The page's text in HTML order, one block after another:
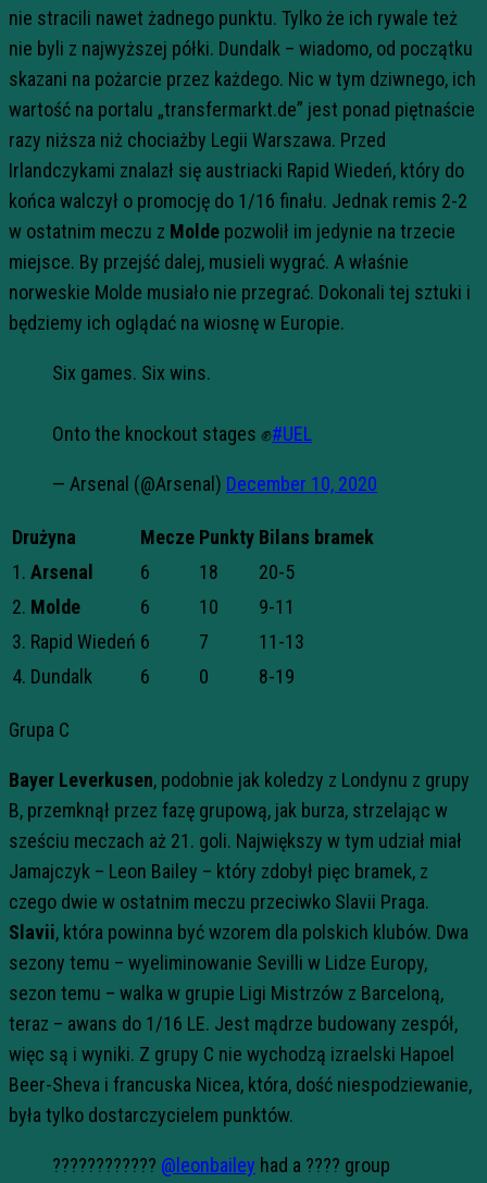
nie stracili nawet żadnego punktu. Tylko że ich rywale też
nie byli z najwyższej półki. Dundalk – wiadomo, od początku
skazani na pożarcie przez każdego. Nic w tym dziwnego, ich
wartość na portalu „transfermarkt.de” jest ponad piętnaście
razy niższa niż chociażby Legii Warszawa. Przed
Irlandczykami znalazł się austriacki Rapid Wiedeń, który do
końca walczył o promocję do 1/16 finału. Jednak remis 2-2
w ostatnim meczu z Molde pozwolił im jedynie na trzecie
miejsce. By przejść dalej, musieli wygrać. A właśnie
norweskie Molde musiało nie przegrać. Dokonali tej sztuki i
będziemy ich oglądać na wiosnę w Europie.
Six games. Six wins.
Onto the knockout stages ✊#UEL
— Arsenal (@Arsenal) December 10, 2020
Drużyna Mecze Punkty Bilans bramek
1. Arsenal 6 18
20-5
2. Molde 6 10
9-11
3. Rapid Wiedeń 6 7
11-13
4. Dundalk
6 0 8-19
Grupa C
Bayer Leverkusen, podobnie jak koledzy z Londynu z grupy
B, przemknął przez fazę grupową, jak burza, strzelając w
sześciu meczach aż 21. goli. Największy w tym udział miał
Jamajczyk – Leon Bailey – który zdobył pięc bramek, z
czego dwie w ostatnim meczu przeciwko Slavii Praga.
Slavii, która powinna być wzorem dla polskich klubów. Dwa
sezony temu – wyeliminowanie Sevilli w Lidze Europy,
sezon temu – walka w grupie Ligi Mistrzów z Barceloną,
teraz – awans do 1/16 LE. Jest mądrze budowany zespół,
więc są i wyniki. Z grupy C nie wychodzą izraelski Hapoel
Beer-Sheva i francuska Nicea, która, dość niespodziewanie,
była tylko dostarczycielem punktów.
???????????? @leonbailey had a ???? group